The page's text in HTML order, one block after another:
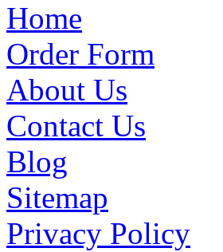
Home
Order Form
About Us
Contact Us
Blog
Sitemap
Privacy Policy